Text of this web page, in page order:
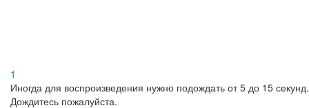
1
Иногда для воспроизведения нужно подождать от 5 до 15 секунд.
Дождитесь пожалуйста.